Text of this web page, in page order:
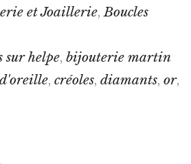
et Joaillerie,Boucles
sur helpe, bijouterie martin
, créoles, diamants, or,